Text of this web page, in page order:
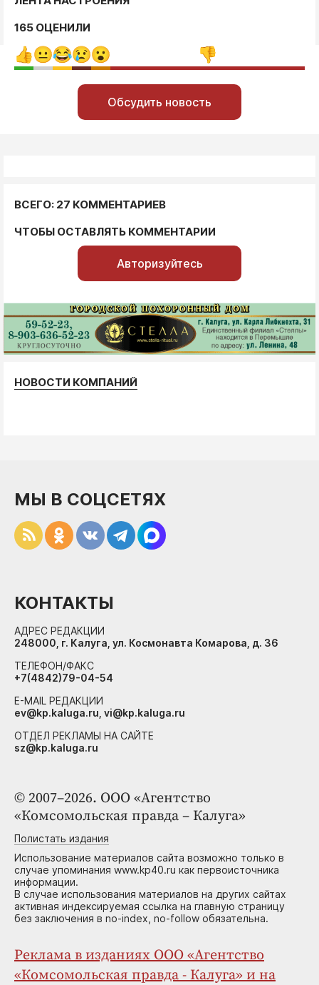
165 ОЦЕНИЛИ
Обсудить новость
ВСЕГО: 27 КОММЕНТАРИЕВ
ЧТОБЫ ОСТАВЛЯТЬ КОММЕНТАРИИ
Авторизуйтесь
НОВОСТИ КОМПАНИЙ
© 2007–2026. ООО «Агентство
«Комсомольская правда – Калуга»
Полистать издания
Использование материалов сайта возможно только в
случае упоминания www.kp40.ru как первоисточника
информации.
В случае использования материалов на других сайтах
активная индексируемая ссылка на главную страницу
без заключения в no-index, no-follow обязательна.
Реклама в изданиях ООО «Агентство
«Комсомольская правда - Калуга» и на
МЫ В СОЦСЕТЯХ
КОНТАКТЫ
АДРЕС РЕДАКЦИИ
248000, г. Калуга, ул. Космонавта Комарова, д. 36
ТЕЛЕФОН/ФАКС
+7(4842)79-04-54
E-MAIL РЕДАКЦИИ
ev@kp.kaluga.ru, vi@kp.kaluga.ru
ОТДЕЛ РЕКЛАМЫ НА САЙТЕ
sz@kp.kaluga.ru